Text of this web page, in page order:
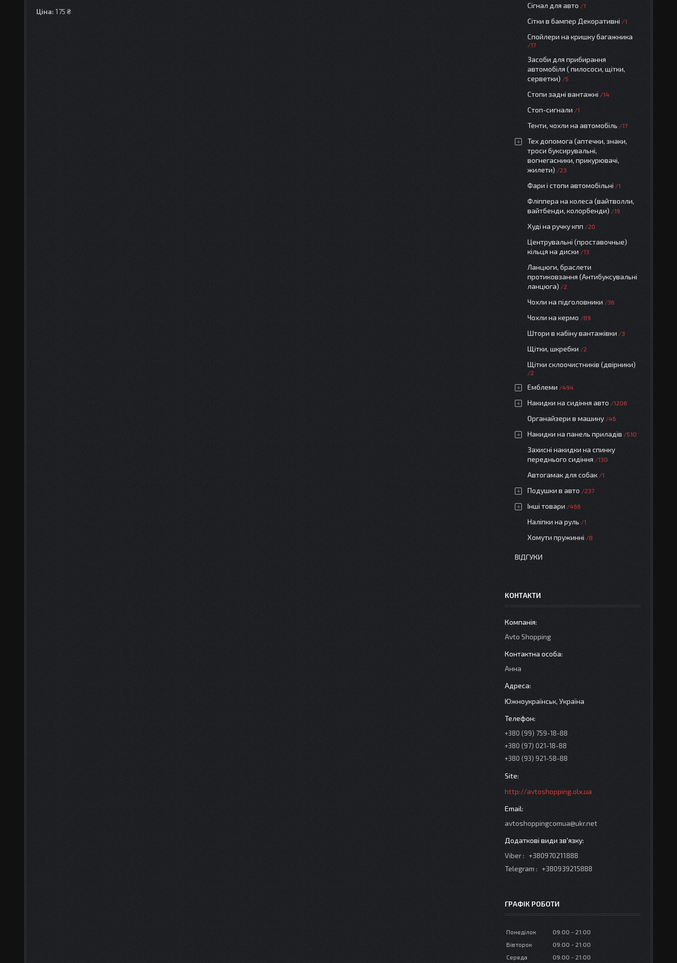
Ціна: 175 ₴
Сігнал для авто 1
Сітки в бампер Декоративні 1
Спойлери на кришку багажника
17
Засоби для прибирання
автомобіля ( пилососи, щітки,
серветки)
5
Стопи задні вантажні 14
Стоп-сигнали 1
Тенти, чохли на автомобіль 17
Тех допомога (аптечки, знаки,
троси буксирувальні,
вогнегасники, прикурювачі,
жилети)
23
Фари і стопи автомобільні 1
Фліппера на колеса (вайтволли,
вайтбенди, колорбенди)
19
Худі на ручку кпп 20
Центрувальні (проставочные)
кільця на диски
13
Ланцюги, браслети
протиковзання (Антибуксувальні
ланцюга)
2
Чохли на підголовники 36
Чохли на кермо 89
Штори в кабіну вантажівки 3
Щітки, шкребки 2
Щітки склоочистників (двірники)
2
Емблеми 494
Накидки на сидіння авто 1206
Органайзери в машину 46
Накидки на панель приладів 510
Захисні накидки на спинку
переднього сидіння
130
Автогамак для собак 1
Подушки в авто 237
Інші товари 466
Наліпки на руль 1
Хомути пружинні 8
ВІДГУКИ
КОНТАКТИ
Avto Shopping
Анна
Южноукраїнськ, Україна
+380 (99) 759-18-88
+380 (97) 021-18-88
+380 (93) 921-58-88
http://avtoshopping.olx.ua
avtoshoppingcomua@ukr.net
Viber
+380970211888
Telegram
+380939215888
ГРАФІК РОБОТИ
Понеділок 09:00
21:00
Вівторок
09:00
21:00
Середа
09:00 21:00